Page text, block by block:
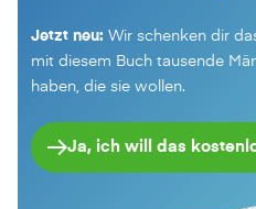
Jetzt neu: Wir schenken dir
mit diesem Buch tausende
haben, die sie wollen.
Ja, ich will das